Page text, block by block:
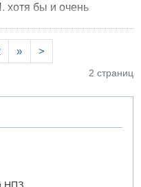
хотя бы и очень
» >
2 страниц